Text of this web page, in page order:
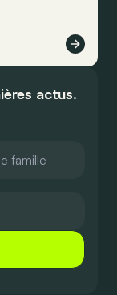
actus.